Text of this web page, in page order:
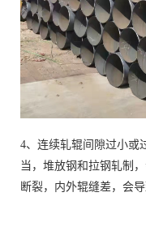
4、连续轧辊间隙过小或
当，堆放钢和拉钢轧制
断裂，内外辊缝差，会